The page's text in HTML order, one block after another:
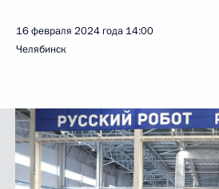
16 февраля 2024 года 14:00
Челябинск